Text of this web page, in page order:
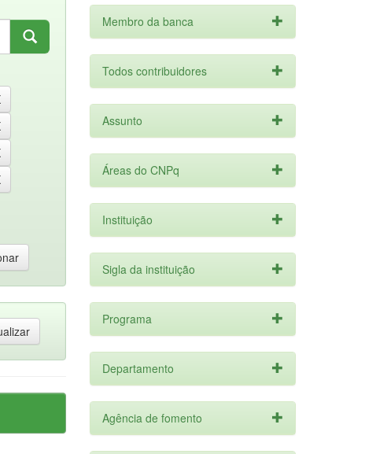
Membro da banca
Todos contribuidores
Assunto
Áreas do CNPq
Instituição
Sigla da instituição
Programa
Departamento
Agência de fomento